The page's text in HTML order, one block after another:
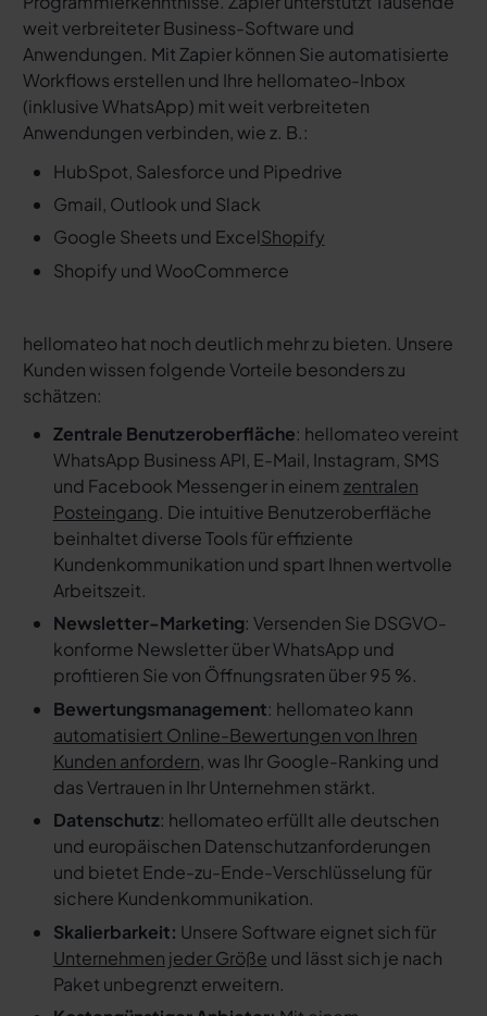
weit verbreiteter Business-Software und
Anwendungen. Mit Zapier können Sie automatisierte
Workflows erstellen und Ihre hellomateo-Inbox
(inklusive WhatsApp) mit weit verbreiteten
Anwendungen verbinden, wie z. B.:
HubSpot, Salesforce und Pipedrive
Gmail, Outlook und Slack
Google Sheets und ExcelShopify
Shopify und WooCommerce
hellomateo hat noch deutlich mehr zu bieten. Unsere
Kunden wissen folgende Vorteile besonders zu
schätzen:
Zentrale Benutzeroberfläche: hellomateo vereint
WhatsApp Business API, E-Mail, Instagram, SMS
und Facebook Messenger in einem zentralen
Posteingang. Die intuitive Benutzeroberfläche
beinhaltet diverse Tools für effiziente
Kundenkommunikation und spart Ihnen wertvolle
Arbeitszeit.
Newsletter-Marketing: Versenden Sie DSGVO-
konforme Newsletter über WhatsApp und
profitieren Sie von Öffnungsraten über 95 %.
Bewertungsmanagement: hellomateo kann
automatisiert Online-Bewertungen von Ihren
Kunden anfordern, was Ihr Google-Ranking und
das Vertrauen in Ihr Unternehmen stärkt.
Datenschutz: hellomateo erfüllt alle deutschen
und europäischen Datenschutzanforderungen
und bietet Ende-zu-Ende-Verschlüsselung für
sichere Kundenkommunikation.
Skalierbarkeit: Unsere Software eignet sich für
Unternehmen jeder Größe und lässt sich je nach
Paket unbegrenzt erweitern.